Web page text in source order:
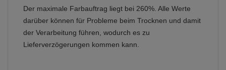
Der maximale Farbauftrag liegt bei 260%. Alle Werte
darüber können für Probleme beim Trocknen und damit
der Verarbeitung führen, wodurch es zu
Lieferverzögerungen kommen kann.